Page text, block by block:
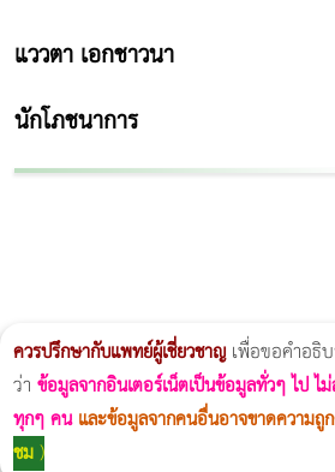
แววตา เอกชาวนา
นักโภชนาการ
ควรปรึกษากับแพทย์ผู้เชี่ยวชาญเพื่อขอคำอธิ
ว่า ข้อมูลจากอินเตอร์เน็ตเป็นข้อมูลทั่วๆ ไป ไ
ทุกๆ คน และข้อมูลจากคนอื่นอาจขาดความถู
ชม)